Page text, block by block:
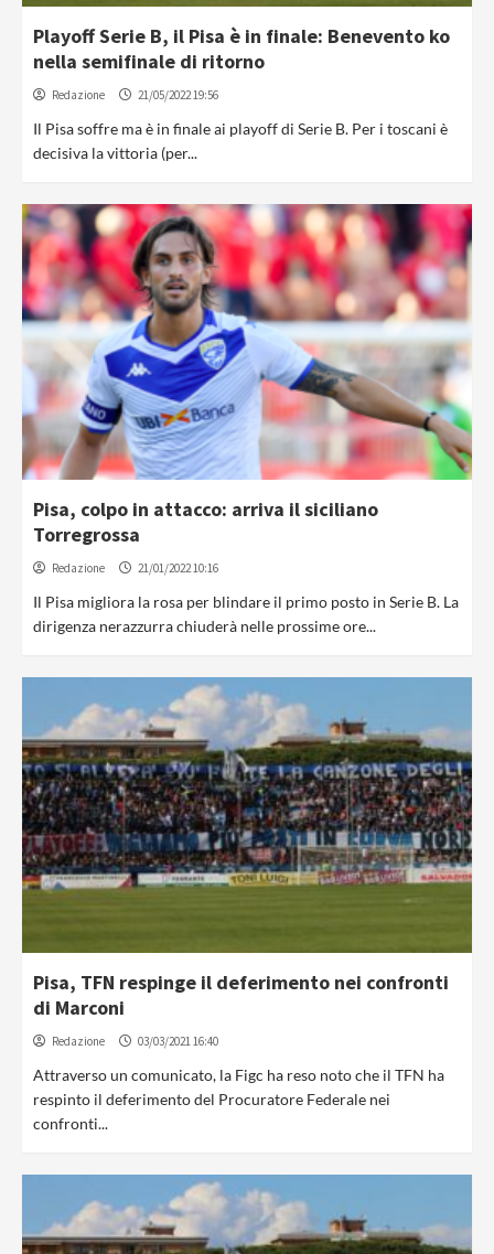
Playoff Serie B, il Pisa è in finale: Benevento ko
nella semifinale di ritorno
Redazione 21/05/2022 19:56
Il Pisa soffre ma è in finale ai playoff di Serie B. Per i toscani è
decisiva la vittoria (per...
Pisa, colpo in attacco: arriva il siciliano
Torregrossa
Redazione 21/01/2022 10:16
Il Pisa migliora la rosa per blindare il primo posto in Serie B. La
dirigenza nerazzurra chiuderà nelle prossime ore...
Pisa, TFN respinge il deferimento nei confronti
di Marconi
Redazione 03/03/2021 16:40
Attraverso un comunicato, la Figc ha reso noto che il TFN ha
respinto il deferimento del Procuratore Federale nei
confronti...